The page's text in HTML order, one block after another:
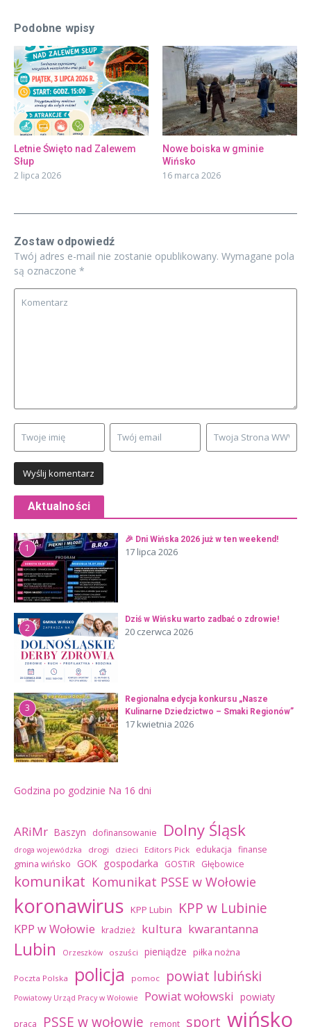
Podobne wpisy
Letnie Święto nad Zalewem
Słup
2 lipca 2026
Nowe boiska w gminie
Wińsko
16 marca 2026
Zostaw odpowiedź
Twój adres e-mail nie zostanie opublikowany. Wymagane pola
są oznaczone *
Aktualności
1
🎉 Dni Wińska 2026 już w ten weekend!
17 lipca 2026
2
Dziś w Wińsku warto zadbać o zdrowie!
20 czerwca 2026
3
Regionalna edycja konkursu „Nasze
Kulinarne Dziedzictwo – Smaki Regionów”
17 kwietnia 2026
Godzina po godzinie Na 16 dni
ARiMr Baszyn dofinansowanie Dolny Śląsk
droga wojewódzka drogi dzieci Editors Pick edukacja finanse
gmina wińsko GOK gospodarka GOSTiR Głębowice
komunikat Komunikat PSSE w Wołowie
koronawirus KPP Lubin KPP w Lubinie
KPP w Wołowie kradzież kultura kwarantanna
Lubin Orzeszków oszuści pieniądze piłka nożna
Poczta Polska policja pomoc powiat lubiński
Powiatowy Urząd Pracy w Wołowie Powiat wołowski powiaty
praca PSSE w wołowie remont sport wińsko